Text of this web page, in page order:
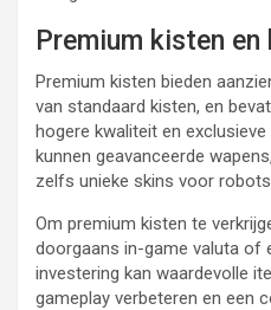
Premium kisten en
Premium kisten bieden
van standaard kisten, en
hogere kwaliteit en
kunnen geavanceerde
zelfs unieke skins voor
Om premium kisten te
doorgaans in-game valuta of
investering kan waardevolle
gameplay verbeteren en een